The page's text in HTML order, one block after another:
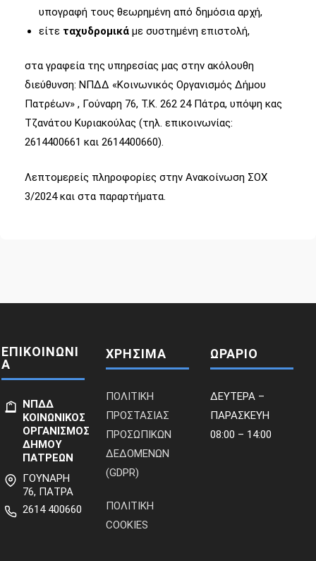
υπογραφή τους θεωρημένη από δημόσια αρχή,
είτε ταχυδρομικά με συστημένη επιστολή,
στα γραφεία της υπηρεσίας μας στην ακόλουθη
διεύθυνση: ΝΠΔΔ «Κοινωνικός Οργανισμός Δήμου
Πατρέων» , Γούναρη 76, Τ.Κ. 262 24 Πάτρα, υπόψη κας
Τζανάτου Κυριακούλας (τηλ. επικοινωνίας:
2614400661 και 2614400660).
Λεπτομερείς πληροφορίες στην Ανακοίνωση ΣΟΧ
3/2024 και στα παραρτήματα.
ΕΠΙΚΟΙΝΩΝΙ
Α
ΝΠΔΔ
ΚΟΙΝΩΝΙΚΟΣ
ΟΡΓΑΝΙΣΜΟΣ
ΔΗΜΟΥ
ΠΑΤΡΕΩΝ
ΓΟΥΝΑΡΗ
76, ΠΑΤΡΑ
2614 400660
ΧΡΗΣΙΜΑ
ΠΟΛΙΤΙΚΗ
ΠΡΟΣΤΑΣΙΑΣ
ΠΡΟΣΩΠΙΚΩΝ
ΔΕΔΟΜΕΝΩΝ
(GDPR)
ΠΟΛΙΤΙΚΗ
COOKIES
ΩΡΑΡΙΟ
ΔΕΥΤΕΡΑ –
ΠΑΡΑΣΚΕΥΗ
08:00 – 14:00